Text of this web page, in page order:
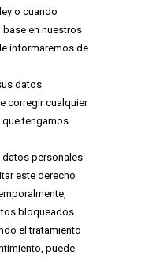
o cuando
en nuestros
informaremos de
datos
corregir cualquier
tengamos
datos personales
este derecho
bloqueados.
el tratamiento
puede